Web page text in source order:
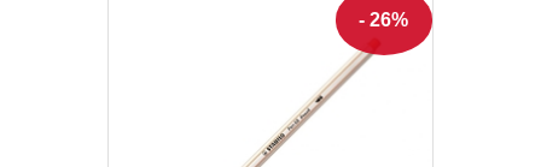
- 26%